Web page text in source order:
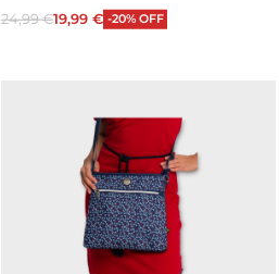
24,99€19,99 € -20% OFF